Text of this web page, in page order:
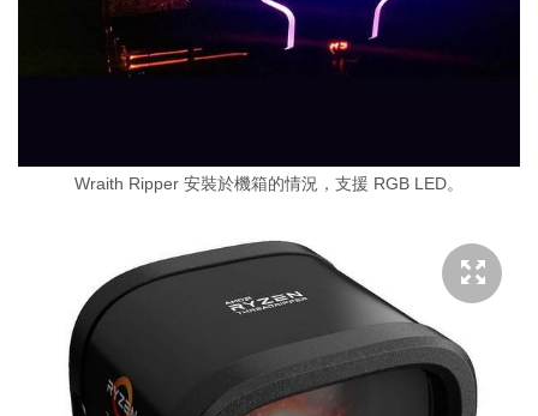
Wraith Ripper 安裝於機箱的情況，支援 RGB LED。